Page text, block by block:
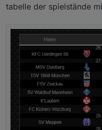
tabelle der spielstände